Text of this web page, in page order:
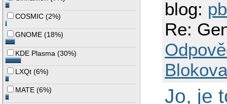
COSMIC (2%)
GNOME (18%)
KDE Plasma (30%)
LXQt (6%)
MATE (6%)
blog: pb
Re:
Jo, je